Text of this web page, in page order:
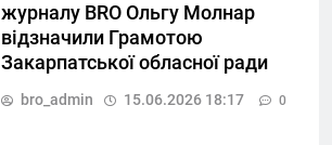
журналу BRO Ольгу Молнар
відзначили Грамотою
Закарпатської обласної ради
bro_admin 15.06.2026 18:17 0